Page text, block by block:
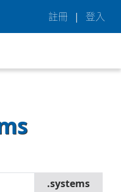
註冊 | 登入